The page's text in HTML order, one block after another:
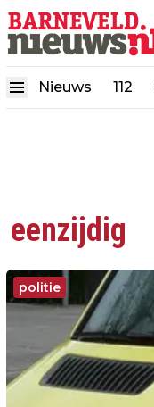
Nieuws 112
eenzijdig
politie